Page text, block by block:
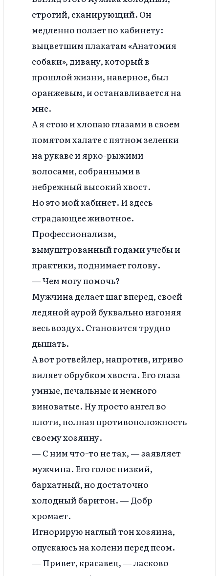
строгий, сканирующий. Он
медленно ползет по кабинету:
выцветшим плакатам «Анатомия
собаки», дивану, который в
прошлой жизни, наверное, был
оранжевым, и останавливается на
мне.
А я стою и хлопаю глазами в своем
помятом халате с пятном зеленки
на рукаве и ярко-рыжими
волосами, собранными в
небрежный высокий хвост.
Но это мой кабинет. И здесь
страдающее животное.
Профессионализм,
вымуштрованный годами учебы и
практики, поднимает голову.
— Чем могу помочь?
Мужчина делает шаг вперед, своей
ледяной аурой буквально изгоняя
весь воздух. Становится трудно
дышать.
А вот ротвейлер, напротив, игриво
виляет обрубком хвоста. Его глаза
умные, печальные и немного
виноватые. Ну просто ангел во
плоти, полная противоположность
своему хозяину.
— С ним что-то не так, — заявляет
мужчина. Его голос низкий,
бархатный, но достаточно
холодный баритон. — Добр
хромает.
Игнорирую наглый тон хозяина,
опускаюсь на колени перед псом.
— Привет, красавец, — ласково